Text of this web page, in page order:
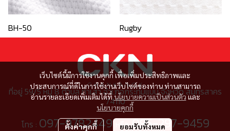
BH-50 Rugby
เว็บไซต์นี้มีการใช้งานคุกกี้ เพื่อเพิ่มประสิทธิภาพและ
ประสบการณ์ที่ดีในการใช้งานเว็บไซต์ของท่าน ท่านสามารถ
อ่านรายละเอียดเพิ่มเติมได้ที่นโยบายความเป็นส่วนตัวและ
นโยบายคุกกี้
ตั้งค่าคุกกี้ ยอมรับทั้งหมด
ที่อยู่ 59/5 หมู่ 8 ตำบล ท่าเสา อำเภอกระทุ่มแบน จังหวัด สมุทรสาคร
74110
โทร : 097-9782449 หรือ095-297-9459